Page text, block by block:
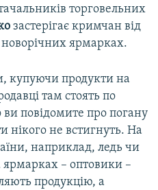
торговельних
застерігає кримчан від
ярмарках.
купуючи продукти на
там стоять по
ви повідомите про погану
нікого не встигнуть. На
наприклад, ледь чи
ярмарках – оптовики –
продукцію, а